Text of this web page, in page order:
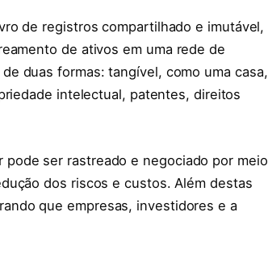
de registros compartilhado e imutável,
de ativos em uma rede de
duas formas: tangível, como uma casa,
intelectual, patentes, direitos
ser rastreado e negociado por meio
dos riscos e custos. Além destas
que empresas, investidores e a